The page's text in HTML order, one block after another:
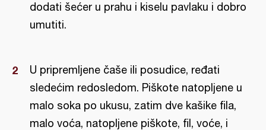
dodati šećer u prahu i kiselu pavlaku i dobro
umutiti.
U pripremljene čaše ili posudice, ređati
sledećim redosledom. Piškote natopljene u
malo soka po ukusu, zatim dve kašike fila,
malo voća, natopljene piškote, fil, voće, i